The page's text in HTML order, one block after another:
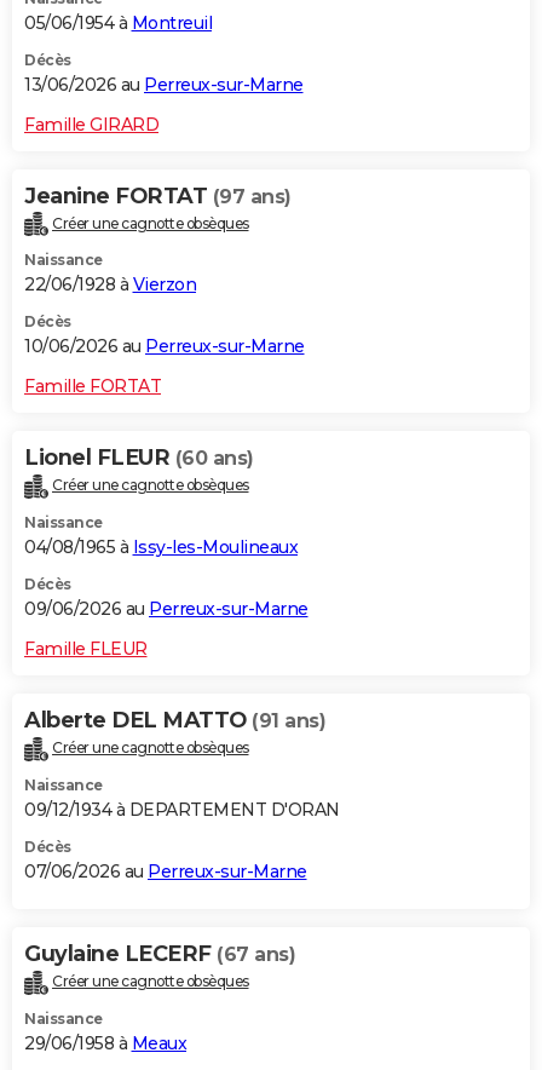
05/06/1954 à Montreuil
Décès
13/06/2026 au Perreux-sur-Marne
Famille GIRARD
Jeanine FORTAT (97 ans)
Créer une cagnotte obsèques
Naissance
22/06/1928 à Vierzon
Décès
10/06/2026 au Perreux-sur-Marne
Famille FORTAT
Lionel FLEUR (60 ans)
Créer une cagnotte obsèques
Naissance
04/08/1965 à Issy-les-Moulineaux
Décès
09/06/2026 au Perreux-sur-Marne
Famille FLEUR
Alberte DEL MATTO (91 ans)
Créer une cagnotte obsèques
Naissance
09/12/1934 à DEPARTEMENT D'ORAN
Décès
07/06/2026 au Perreux-sur-Marne
Guylaine LECERF (67 ans)
Créer une cagnotte obsèques
Naissance
29/06/1958 à Meaux